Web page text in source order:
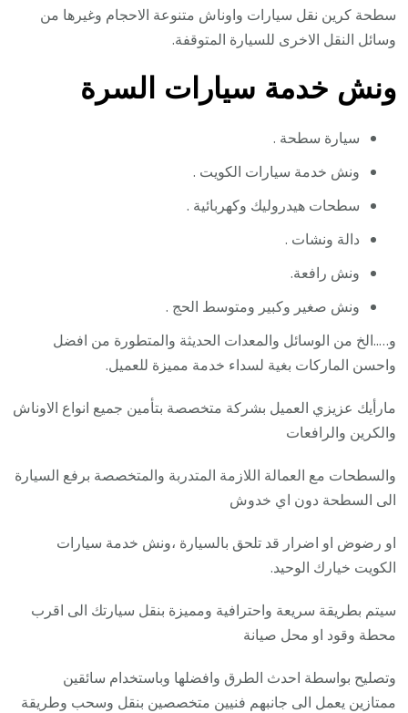
سطحة كرين نقل سيارات واوناش متنوعة الاحجام وغيرها من
وسائل النقل الاخرى للسيارة المتوقفة.
ونش خدمة سيارات السرة
سيارة سطحة .
ونش خدمة سيارات الكويت .
سطحات هيدروليك وكهربائية .
دالة ونشات .
ونش رافعة.
ونش صغير وكبير ومتوسط الحج .
و…..الخ من الوسائل والمعدات الحديثة والمتطورة من افضل
واحسن الماركات بغية لسداء خدمة مميزة للعميل.
مارأيك عزيزي العميل بشركة متخصصة بتأمين جميع انواع الاوناش
والكرين والرافعات
والسطحات مع العمالة اللازمة المتدربة والمتخصصة برفع السيارة
الى السطحة دون اي خدوش
او رضوض او اضرار قد تلحق بالسيارة ،ونش خدمة سيارات
الكويت خيارك الوحيد.
سيتم بطريقة سريعة واحترافية ومميزة بنقل سيارتك الى اقرب
محطة وقود او محل صيانة
وتصليح بواسطة احدث الطرق وافضلها وباستخدام سائقين
ممتازين يعمل الى جانبهم فنيين متخصصين بنقل وسحب وطريقة